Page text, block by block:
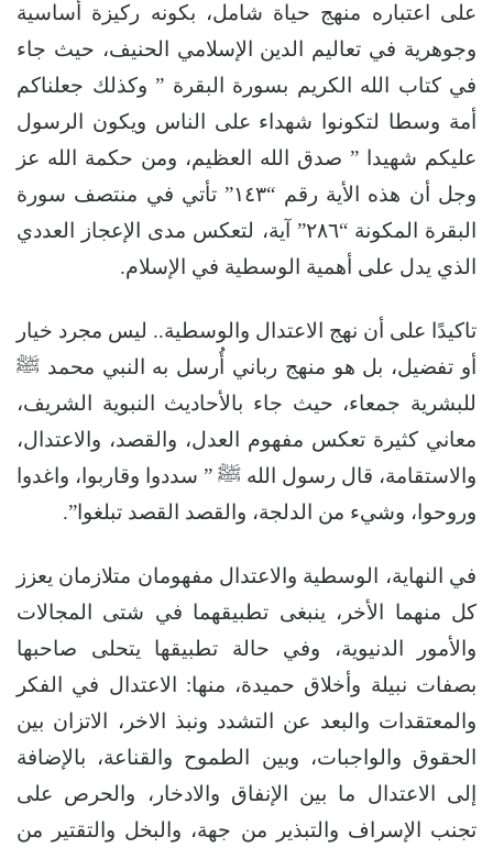
على اعتباره منهج حياة شامل، بكونه ركيزة أساسية
وجوهرية في تعاليم الدين الإسلامي الحنيف، حيث جاء
في كتاب الله الكريم بسورة البقرة ” وكذلك جعلناكم
أمة وسطا لتكونوا شهداء على الناس ويكون الرسول
عليكم شهيدا ” صدق الله العظيم، ومن حكمة الله عز
وجل أن هذه الأية رقم “١٤٣” تأتي في منتصف سورة
البقرة المكونة “٢٨٦” آية، لتعكس مدى الإعجاز العددي
الذي يدل على أهمية الوسطية في الإسلام.
تاكيدًا على أن نهج الاعتدال والوسطية.. ليس مجرد خيار
أو تفضيل، بل هو منهج رباني أُرسل به النبي محمد ﷺ
للبشرية جمعاء، حيث جاء بالأحاديث النبوية الشريف،
معاني كثيرة تعكس مفهوم العدل، والقصد، والاعتدال،
والاستقامة، قال رسول الله ﷺ ” سددوا وقاربوا، واغدوا
وروحوا، وشيء من الدلجة، والقصد القصد تبلغوا”.
في النهاية، الوسطية والاعتدال مفهومان متلازمان يعزز
كل منهما الأخر، ينبغى تطبيقهما في شتى المجالات
والأمور الدنيوية، وفي حالة تطبيقها يتحلى صاحبها
بصفات نبيلة وأخلاق حميدة، منها: الاعتدال في الفكر
والمعتقدات والبعد عن التشدد ونبذ الاخر، الاتزان بين
الحقوق والواجبات، وبين الطموح والقناعة، بالإضافة
إلى الاعتدال ما بين الإنفاق والادخار، والحرص على
تجنب الإسراف والتبذير من جهة، والبخل والتقتير من